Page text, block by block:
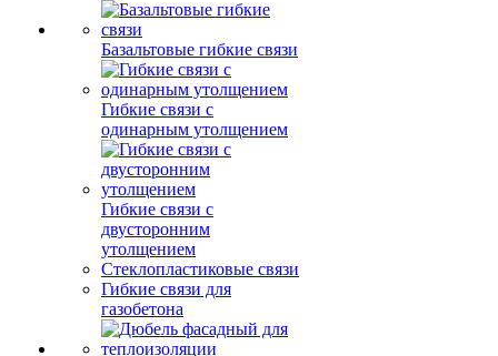
Базальтовые гибкие связи
Гибкие связи с
одинарным утолщением
Гибкие связи с
двусторонним
утолщением
Стеклопластиковые связи
Гибкие связи для
газобетона